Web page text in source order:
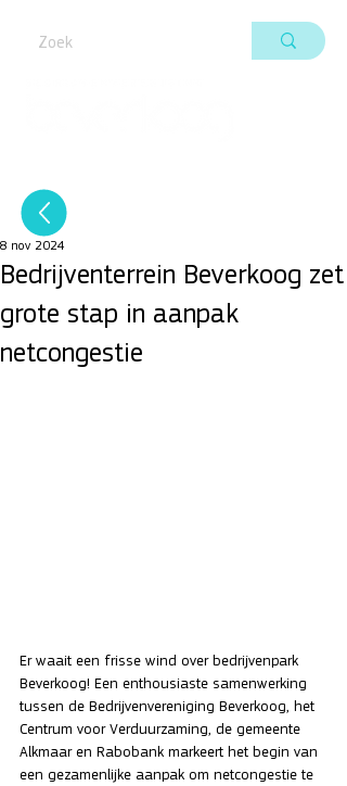
Bedrijventerrein Beverkoog zet
grote stap in aanpak
netcongestie
8 nov 2024
Er waait een frisse wind over bedrijvenpark
Beverkoog! Een enthousiaste samenwerking
tussen de Bedrijvenvereniging Beverkoog, het
Centrum voor Verduurzaming, de gemeente
Alkmaar en Rabobank markeert het begin van
een gezamenlijke aanpak om netcongestie te